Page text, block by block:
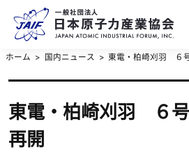
ホーム 国内ニュース 東電・柏崎刈羽 ６
東電・柏崎刈羽 ６
再開